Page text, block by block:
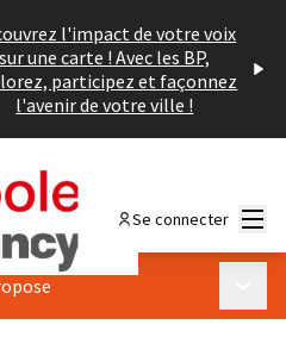
l'impact de votre voix
sur une carte ! Avec les BP,
participez et façonnez
l'avenir de votre ville !
Se connecter